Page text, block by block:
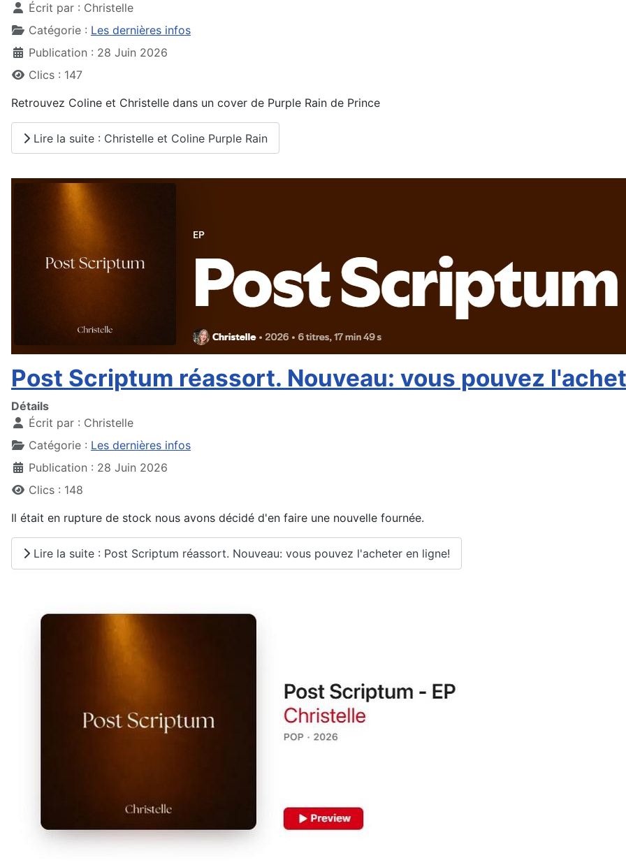
Écrit par : Christelle
Catégorie : Les dernières infos
Publication : 28 Juin 2026
Clics : 147
Retrouvez Coline et Christelle dans un cover de Purple Rain de Prince
Lire la suite : Christelle et Coline Purple Rain
Post Scriptum réassort. Nouveau: vous pouvez
Détails
Écrit par : Christelle
Catégorie : Les dernières infos
Publication : 28 Juin 2026
Clics : 148
Il était en rupture de stock nous avons décidé d'en faire une nouvelle fournée.
Lire la suite : Post Scriptum réassort. Nouveau: vous pouvez l'acheter en ligne!